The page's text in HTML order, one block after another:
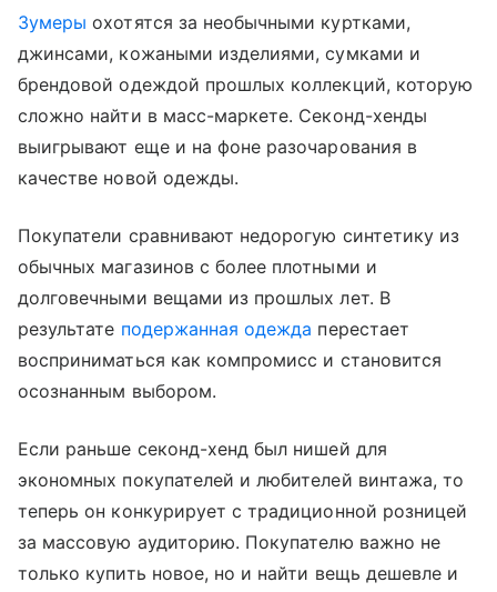
Зумеры охотятся за необычными куртками,
джинсами, кожаными изделиями, сумками и
брендовой одеждой прошлых коллекций, которую
сложно найти в масс-маркете. Секонд-хенды
выигрывают еще и на фоне разочарования в
качестве новой одежды.
Покупатели сравнивают недорогую синтетику из
обычных магазинов с более плотными и
долговечными вещами из прошлых лет. В
результате подержанная одежда перестает
восприниматься как компромисс и становится
осознанным выбором.
Если раньше секонд-хенд был нишей для
экономных покупателей и любителей винтажа, то
теперь он конкурирует с традиционной розницей
за массовую аудиторию. Покупателю важно не
только купить новое, но и найти вещь дешевле и